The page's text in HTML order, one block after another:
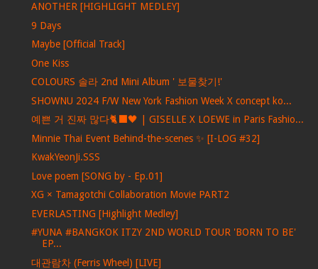
ANOTHER [HIGHLIGHT MEDLEY]
9 Days
Maybe [Official Track]
One Kiss
COLOURS 솔라 2nd Mini Album ' 보물찾기!'
SHOWNU 2024 F/W New York Fashion Week X concept ko...
예쁜 거 진짜 많다🐈‍⬛🖤 | GISELLE X LOEWE in Paris Fashio...
Minnie Thai Event Behind-the-scenes ✨ [I-LOG #32]
KwakYeonJi.SSS
Love poem [SONG by - Ep.01]
XG × Tamagotchi Collaboration Movie PART2
EVERLASTING [Highlight Medley]
#YUNA #BANGKOK ITZY 2ND WORLD TOUR 'BORN TO BE'
EP...
대관람차 (Ferris Wheel) [LIVE]